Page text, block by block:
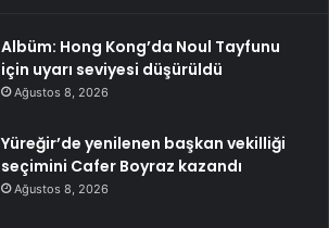
Albüm: Hong Kong’da Noul Tayfunu
için uyarı seviyesi düşürüldü
Ağustos 8, 2026
Yüreğir’de yenilenen başkan vekilliği
seçimini Cafer Boyraz kazandı
Ağustos 8, 2026